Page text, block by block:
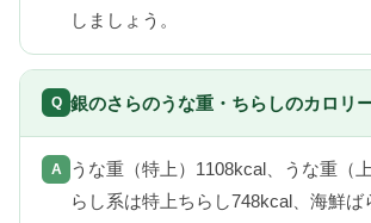
しましょう。
銀のさらのうな重・ちらしのカロリ
うな重（特上）1108kcal、うな重（
らし系は特上ちらし748kcal、海鮮ば